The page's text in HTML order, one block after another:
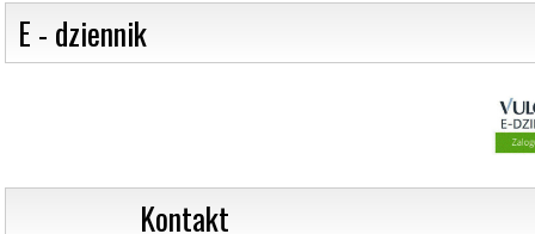
E - dziennik
                  Kontakt